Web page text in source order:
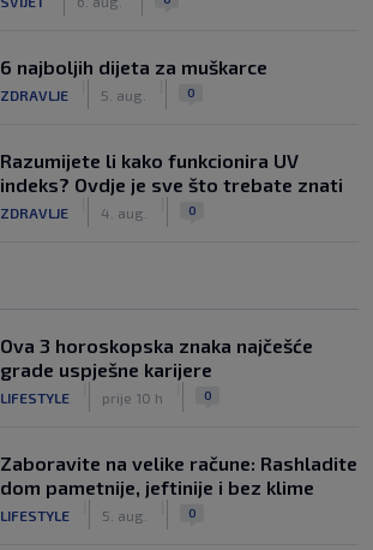
6 najboljih dijeta za muškarce
ZDRAVLJE 5. aug. 0
Razumijete li kako funkcionira UV
indeks? Ovdje je sve što trebate znati
ZDRAVLJE 4. aug. 0
Ova 3 horoskopska znaka najčešće
grade uspješne karijere
LIFESTYLE prije 10 h 0
Zaboravite na velike račune: Rashladite
dom pametnije, jeftinije i bez klime
LIFESTYLE 5. aug. 0